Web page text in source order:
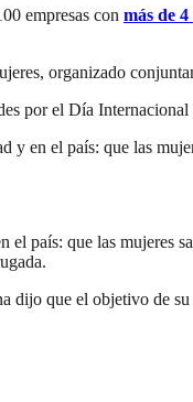
empresas con más de
organizado
por el Día
en el país: que las
país: que las mujeres
que el objetivo de